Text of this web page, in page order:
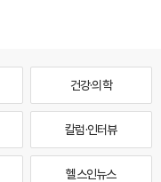
건강·의학
칼럼·인터뷰
헬스인뉴스